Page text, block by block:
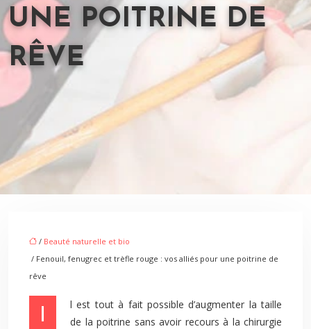
UNE POITRINE DE
RÊVE
/ Beauté naturelle et bio
/ Fenouil, fenugrec et trèfle rouge : vos alliés pour une poitrine de
rêve
Il est tout à fait possible d’augmenter la taille
de la poitrine sans avoir recours à la chirurgie